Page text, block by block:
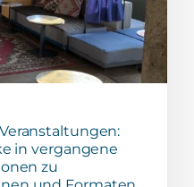
in vergangene
zu